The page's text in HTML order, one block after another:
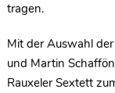
tragen.
Mit der Auswahl
und Martin
Rauxeler Sextett